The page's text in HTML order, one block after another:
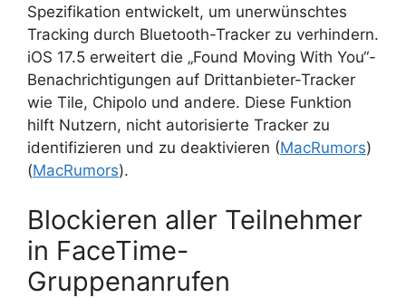
Spezifikation entwickelt, um unerwünschtes
Tracking durch Bluetooth-Tracker zu verhindern.
iOS 17.5 erweitert die „Found Moving With You“-
Benachrichtigungen auf Drittanbieter-Tracker
wie Tile, Chipolo und andere. Diese Funktion
hilft Nutzern, nicht autorisierte Tracker zu
identifizieren und zu deaktivieren (MacRumors)​​
(MacRumors).
Blockieren aller Teilnehmer
in FaceTime-
Gruppenanrufen